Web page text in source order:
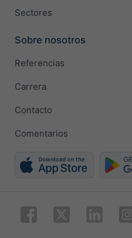
Sectores
Sobre nosotros
Referencias
Carrera
Contacto
Comentarios